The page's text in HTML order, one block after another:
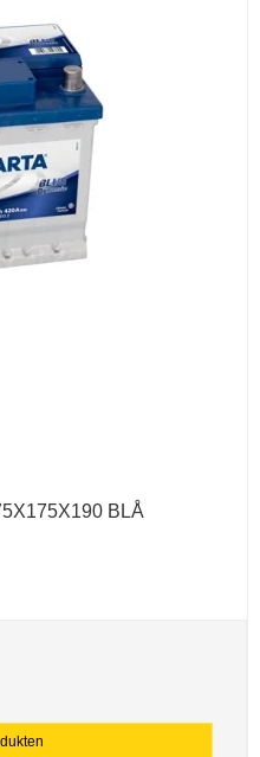
BLÅ